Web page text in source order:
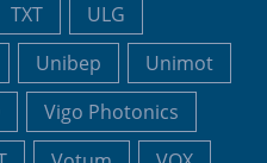
TXT
ULG
Unibep
Unimot
Vigo Photonics